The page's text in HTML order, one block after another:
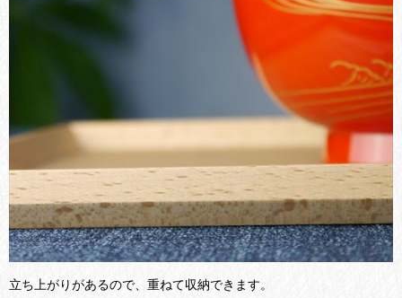
立ち上がりがあるので、重ねて収納できます。